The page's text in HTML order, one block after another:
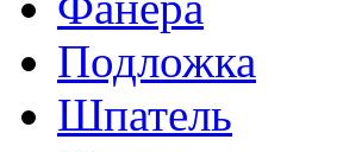
Подложка
Шпатель